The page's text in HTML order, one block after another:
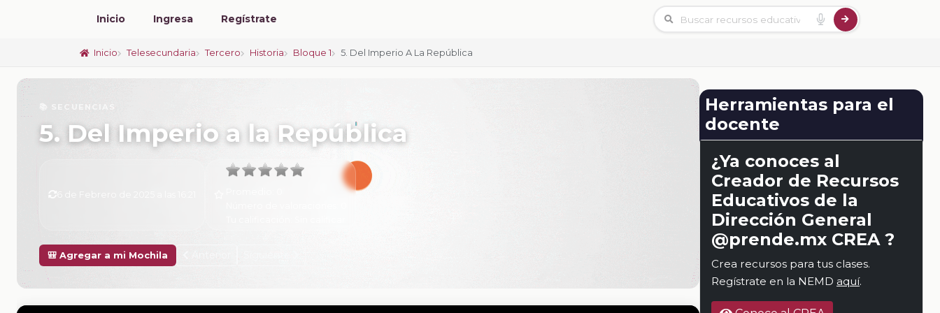
Inicio Ingresa Regístrate
Inicio Telesecundaria Tercero Historia Bloque 1 5. Del Imperio A La República
📚 SECUENCIAS
5. Del Imperio a la República
🎒 Agregar a mi Mochila
Herramientas para el
docente
¿Ya conoces al
Creador de Recursos
Educativos de la
Dirección General
@prende.mx CREA ?
Crea recursos para tus clases.
Regístrate en la NEMD aquí.